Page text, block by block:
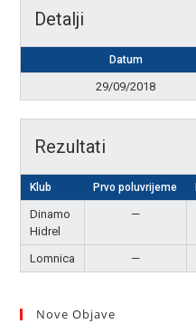
Detalji
Datum
29/09/2018
Rezultati
Klub Prvo poluvrijeme
Dinamo
Hidrel
—
Lomnica —
Nove Objave